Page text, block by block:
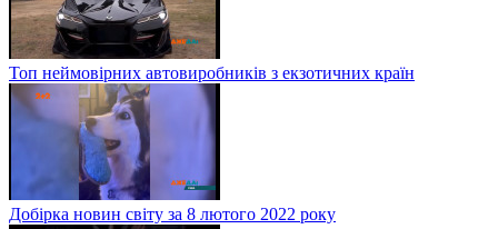
Топ неймовірних автовиробників з екзотичних країн
Добірка новин світу за 8 лютого 2022 року